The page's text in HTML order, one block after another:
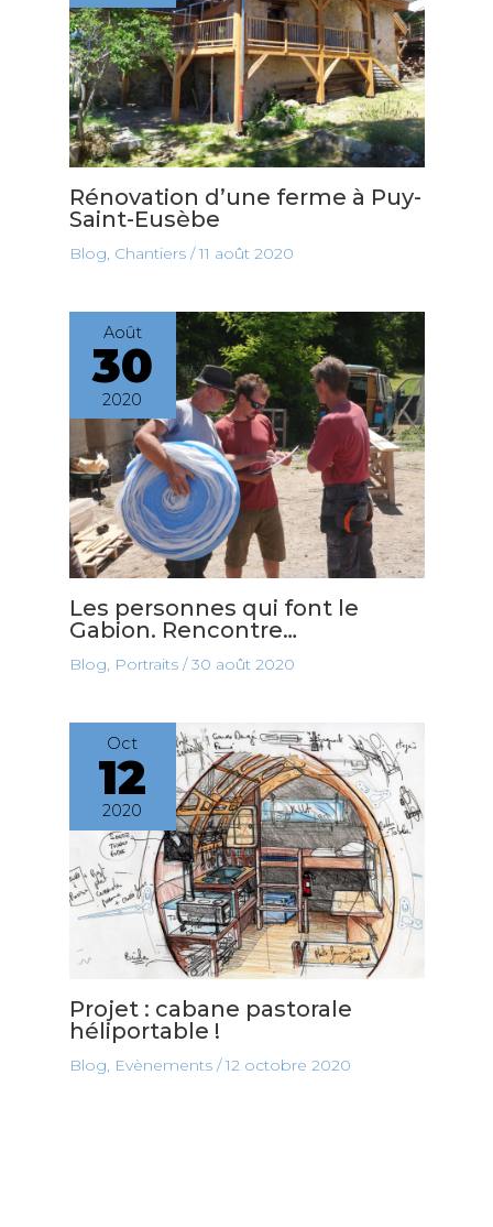
Rénovation d’une ferme à Puy-
Saint-Eusèbe
Blog, Chantiers/11 août 2020
Août
30
2020
Les personnes qui font le
Gabion. Rencontre…
Blog, Portraits/30 août 2020
Oct
12
2020
Projet : cabane pastorale
héliportable !
Blog, Evènements/12 octobre 2020